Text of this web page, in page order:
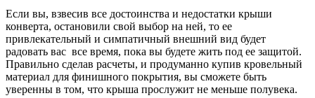
Если вы, взвесив все достоинства и недостатки крыши
конверта, остановили свой выбор на ней, то ее
привлекательный и симпатичный внешний вид будет
радовать вас все время, пока вы будете жить под ее защитой.
Правильно сделав расчеты, и продуманно купив кровельный
материал для финишного покрытия, вы сможете быть
уверенны в том, что крыша прослужит не меньше полувека.